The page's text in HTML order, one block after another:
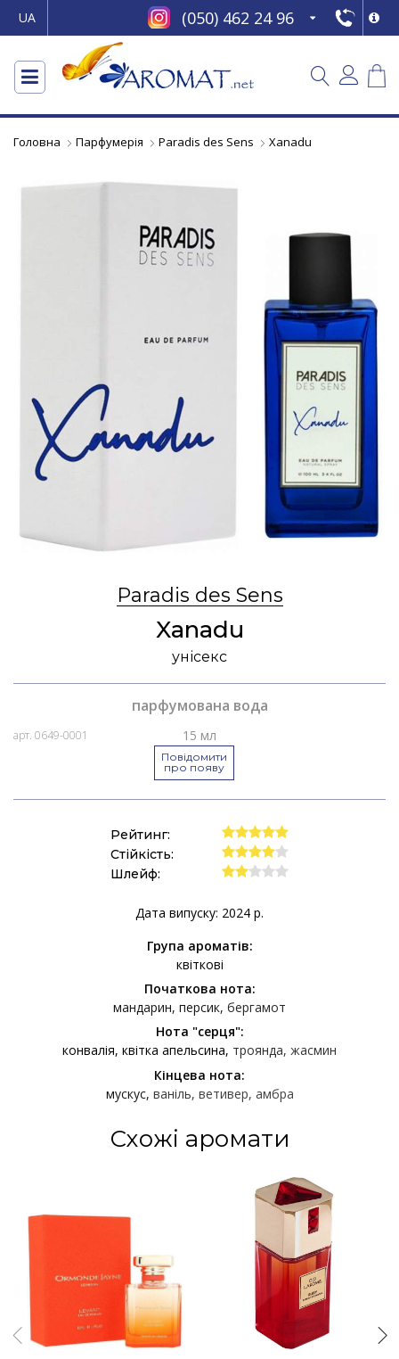
UA (050) 462 24 96
Головна Парфумерія Paradis des Sens Xanadu
Paradis des Sens
Xanadu
унісекс
парфумована вода
арт. 0649-0001 15 мл
Повідомити
про появу
Рейтинг:
Стійкість:
Шлейф:
Дата випуску: 2024 р.
Група ароматів:
квіткові
Початкова нота:
мандарин персик бергамот
Нота "серця":
конвалія квітка апельсина троянда жасмин
Кінцева нота:
мускус ваніль ветивер амбра
Схожі аромати